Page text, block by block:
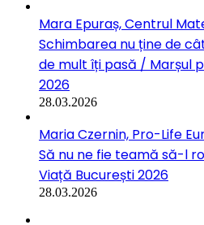
Mara Epuraș, Centrul
Schimbarea nu ține de
de mult îți pasă / Marșul
2026
28.03.2026
Maria Czernin, Pro-Life
Să nu ne fie teamă să-l
Viață București 2026
28.03.2026